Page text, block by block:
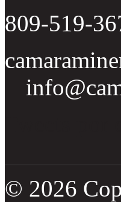
809-519-
© 2026